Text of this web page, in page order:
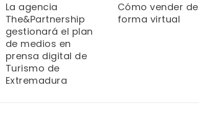
La agencia
The&Partnership
gestionará el plan
de medios en
prensa digital de
Turismo de
Extremadura
Cómo vender de
forma virtual